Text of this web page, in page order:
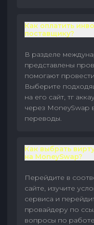
Как оплатить
поставщику?
В разделе
представлены
помогают
Выберите
на его сайт, тг
через MoneySwap
переводы.
Как выбрать
на MoneySwap?
Перейдите в
сайте, изучите
сервиса и
провайдеру по
вопросы по